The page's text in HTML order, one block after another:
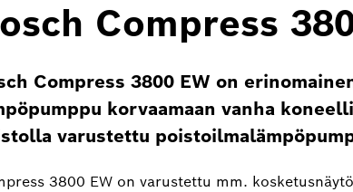
Compress
Compress 3800 EW on
korvaamaan vanha
varustettu
3800 EW on varustettu mm.